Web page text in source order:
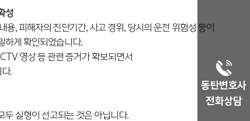
동탄변호사
전화상담
성
용, 피해자의 진단기간, 사고 경위, 당시의 운전 위험성 등이
하게 확인되었습니다.
영상 등 관련 증거가 확보되면서
.
두 실형이 선고되는 것은 아닙니다.